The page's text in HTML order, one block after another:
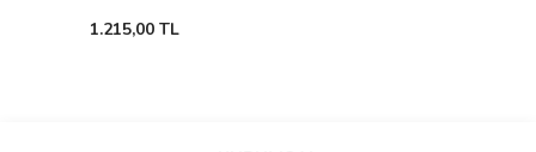
1.215,00 TL